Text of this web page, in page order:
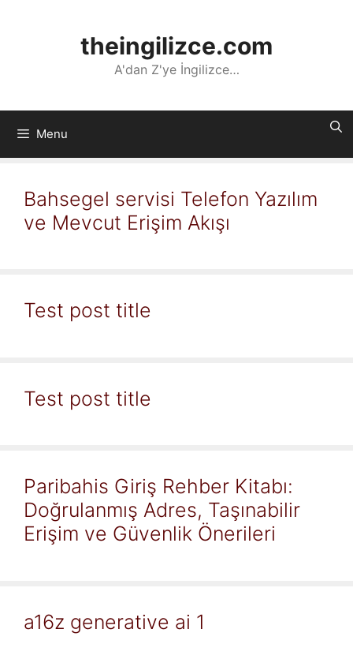
theingilizce.com
A'dan Z'ye İngilizce…
Menu
Bahsegel servisi Telefon Yazılım
ve Mevcut Erişim Akışı
Test post title
Test post title
Paribahis Giriş Rehber Kitabı:
Doğrulanmış Adres, Taşınabilir
Erişim ve Güvenlik Önerileri
a16z generative ai 1